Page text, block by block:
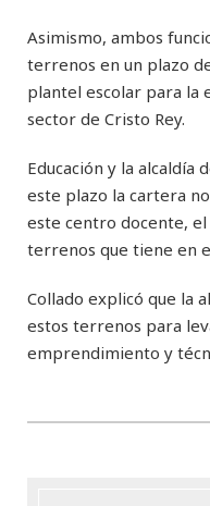
Asimismo, ambos
terrenos en un plazo
plantel escolar para la
sector de Cristo Rey.
Educación y la alcaldía
este plazo la cartera
este centro docente,
terrenos que tiene en
Collado explicó que la
estos terrenos para
emprendimiento y